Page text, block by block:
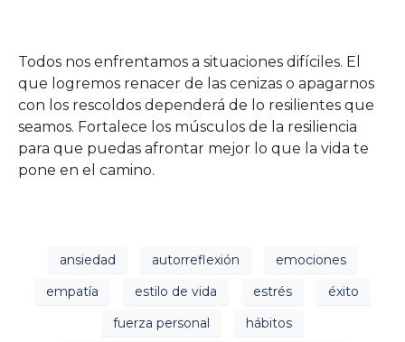
Todos nos enfrentamos a situaciones difíciles. El
que logremos renacer de las cenizas o apagarnos
con los rescoldos dependerá de lo resilientes que
seamos. Fortalece los músculos de la resiliencia
para que puedas afrontar mejor lo que la vida te
pone en el camino.
ansiedad autorreflexión
emociones
empatía
estilo de vida estrés
éxito
fuerza personal
hábitos